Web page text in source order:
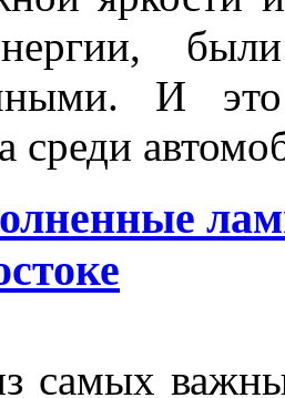
И
среди
самых